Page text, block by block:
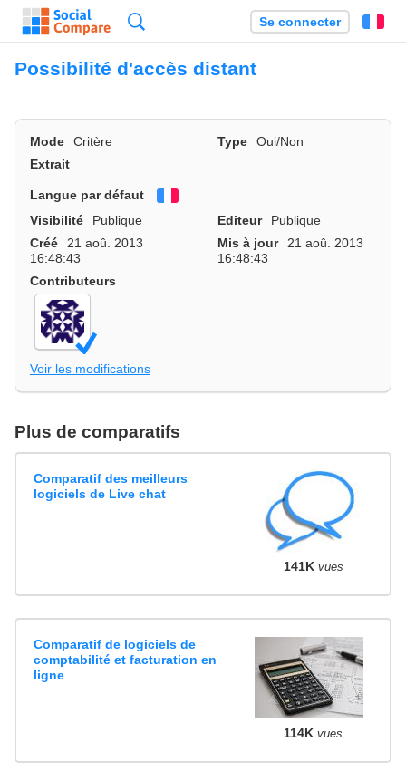
Se connecter
Possibilité d'accès distant
Mode Critère Type
Oui/Non
Extrait
Langue par défaut
Visibilité
Publique Editeur
Publique
Créé
21 aoû. 2013
16:48:43
Mis à jour
21 aoû. 2013
16:48:43
Contributeurs
Voir les modifications
Plus de comparatifs
Comparatif des meilleurs
logiciels de Live chat
141K vues
Comparatif de logiciels de
comptabilité et facturation en
ligne
114K vues